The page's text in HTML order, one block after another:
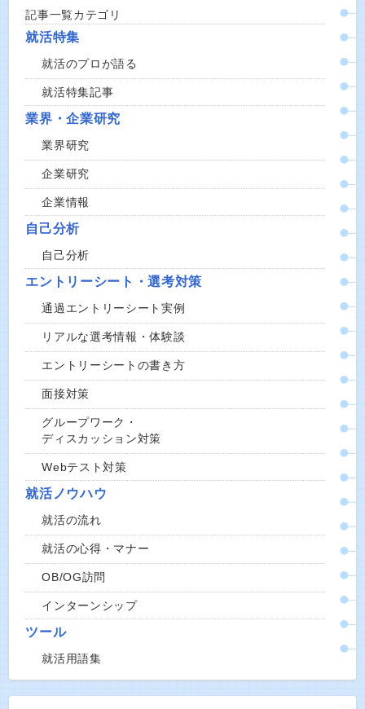
記事一覧カテゴリ
就活特集
就活のプロが語る
就活特集記事
業界・企業研究
業界研究
企業研究
企業情報
自己分析
自己分析
エントリーシート・選考対策
通過エントリーシート実例
リアルな選考情報・体験談
エントリーシートの書き方
面接対策
グループワーク・
ディスカッション対策
Webテスト対策
就活ノウハウ
就活の流れ
就活の心得・マナー
OB/OG訪問
インターンシップ
ツール
就活用語集